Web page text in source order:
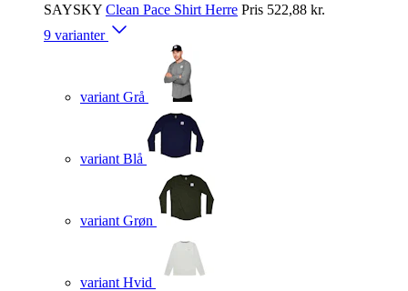
SAYSKY Clean Pace Shirt Herre Pris 522,88 kr.
9 varianter
variant Grå
variant Blå
variant Grøn
variant Hvid